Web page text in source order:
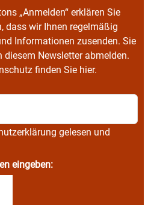
„Anmelden“ erklären Sie
dass wir Ihnen regelmäßig
Informationen zusenden. Sie
diesem Newsletter abmelden.
finden Sie hier.
gelesen und
eingeben: